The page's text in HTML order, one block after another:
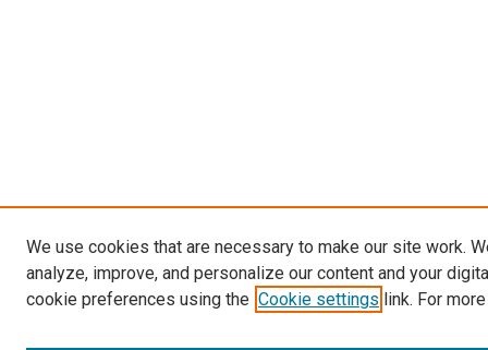
We use cookies that are necessary to make our site work.
analyze, improve, and personalize our content and your
cookie preferences using the Cookie settings link. For